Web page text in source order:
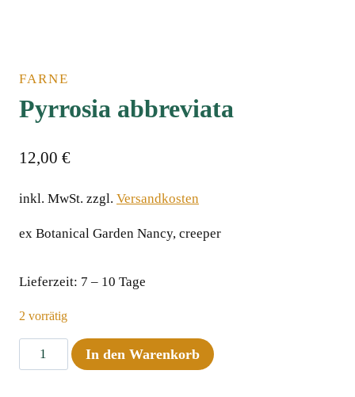
FARNE
Pyrrosia abbreviataﾠ
12,00 €
inkl. MwSt. zzgl. Versandkosten
ex Botanical Garden Nancy, creeper
Lieferzeit: 7 – 10 Tage
2 vorrätig
Pyrrosia
abbreviata
In den Warenkorb